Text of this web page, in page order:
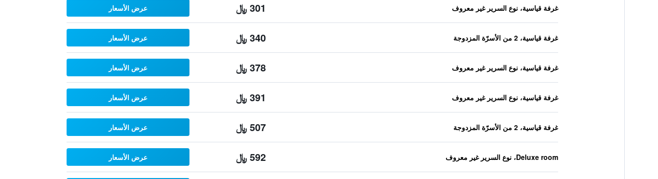
غرفة قياسية، نوع السرير غير معروف 301 ﷼ عرض الأسعار
غرفة قياسية، 2 من الأسرّة المزدوجة 340 ﷼ عرض الأسعار
غرفة قياسية، نوع السرير غير معروف 378 ﷼ عرض الأسعار
غرفة قياسية، نوع السرير غير معروف 391 ﷼ عرض الأسعار
غرفة قياسية، 2 من الأسرّة المزدوجة 507 ﷼ عرض الأسعار
Deluxe room، نوع السرير غير معروف 592 ﷼ عرض الأسعار